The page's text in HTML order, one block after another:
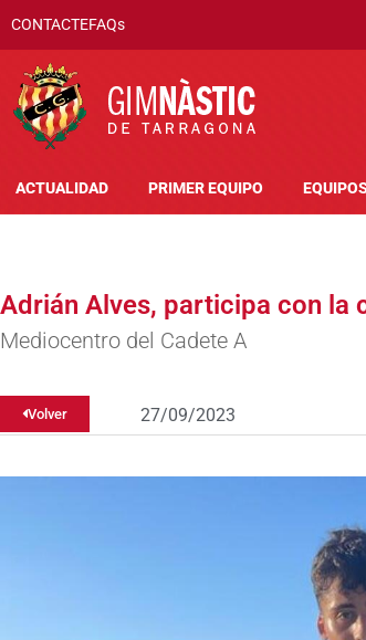
CONTACTEFAQs
ACTUALIDAD PRIMER EQUIPO
Adrián Alves, participa con la
Mediocentro del Cadete A
Volver 27/09/2023